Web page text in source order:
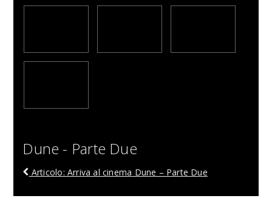
Dune - Parte Due
Articolo: Arriva al cinema Dune – Parte Due